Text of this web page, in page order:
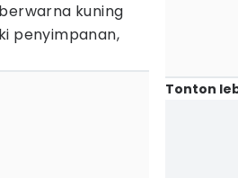
kuning
penyimpanan,
Tonton